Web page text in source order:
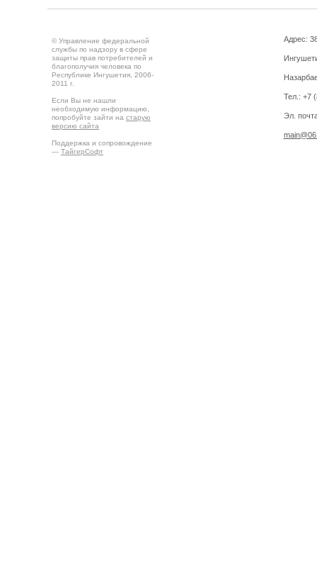
© Управление федеральной
службы по надзору в сфере
защиты прав потребителей и
благополучия человека по
Республике Ингушетия, 2006-
2011 г.
Если Вы не нашли
необходимую информацию,
попробуйте зайти на старую
версию сайта
Поддержка и сопровождение
— ТайгерСофт
Адрес:
Тел.: +7
Эл.